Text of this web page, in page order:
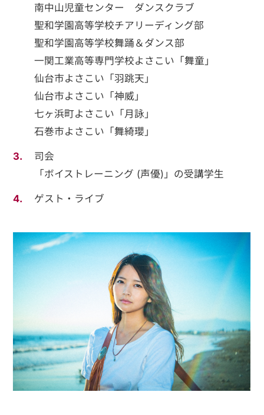
南中山児童センター ダンスクラブ
聖和学園高等学校チアリーディング部
聖和学園高等学校舞踊＆ダンス部
一関工業高等専門学校よさこい「舞童」
仙台市よさこい「羽跳天」
仙台市よさこい「神威」
七ヶ浜町よさこい「月詠」
石巻市よさこい「舞綺瓔」
司会
「ボイストレーニング (声優)」の受講学生
ゲスト・ライブ